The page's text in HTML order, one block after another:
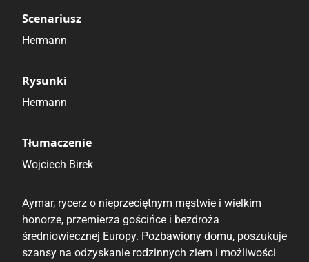
Scenariusz
Hermann
Rysunki
Hermann
Tłumaczenie
Wojciech Birek
Aymar, rycerz o nieprzeciętnym męstwie i wielkim
honorze, przemierza gościńce i bezdroża
średniowiecznej Europy. Pozbawiony domu, poszukuje
szansy na odzyskanie rodzinnych ziem i możliwości